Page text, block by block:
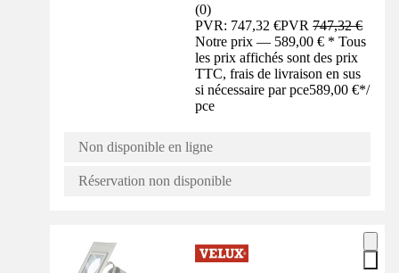
(0)
PVR: 747,32 €PVR747,32 €
Notre prix — 589,00 € * Tous
les prix affichés sont des prix
TTC, frais de livraison en sus
si nécessaire par pce589,00 €*/
pce
Non disponible en ligne
Réservation non disponible